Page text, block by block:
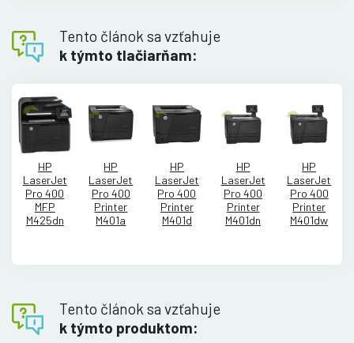
Tento článok sa vzťahuje
k týmto tlačiarňam:
HP
LaserJet
Pro 400
MFP
M425dn
HP
LaserJet
Pro 400
Printer
M401a
HP
LaserJet
Pro 400
Printer
M401d
HP
LaserJet
Pro 400
Printer
M401dn
HP
LaserJet
Pro 400
Printer
M401dw
Tento článok sa vzťahuje
k týmto produktom: